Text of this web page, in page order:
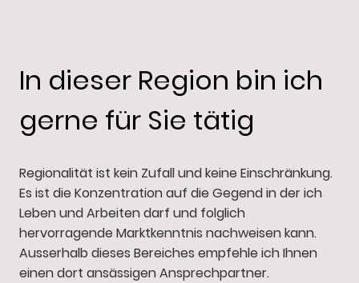
In dieser Region bin ich
gerne für Sie tätig
Regionalität ist kein Zufall und keine Einschränkung.
Es ist die Konzentration auf die Gegend in der ich
Leben und Arbeiten darf und folglich
hervorragende Marktkenntnis nachweisen kann.
Ausserhalb dieses Bereiches empfehle ich Ihnen
einen dort ansässigen Ansprechpartner.